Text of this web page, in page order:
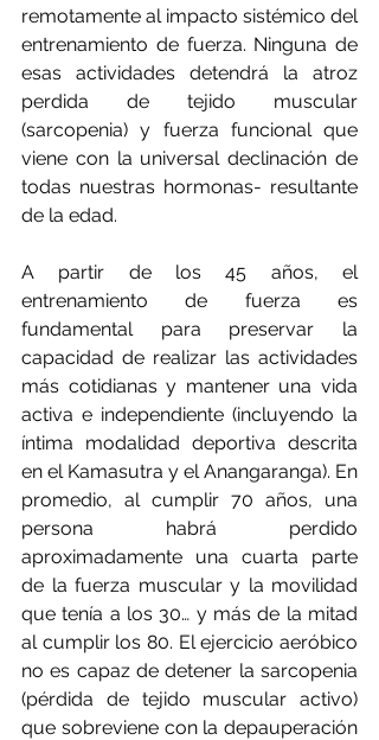
remotamente al impacto sistémico del
entrenamiento de fuerza. Ninguna de
esas actividades detendrá la atroz
perdida de tejido muscular
(sarcopenia) y fuerza funcional que
viene con la universal declinación de
todas nuestras hormonas- resultante
de la edad.
A partir de los 45 años, el
entrenamiento de fuerza es
fundamental para preservar la
capacidad de realizar las actividades
más cotidianas y mantener una vida
activa e independiente (incluyendo la
íntima modalidad deportiva descrita
en el Kamasutra y el Anangaranga). En
promedio, al cumplir 70 años, una
persona habrá perdido
aproximadamente una cuarta parte
de la fuerza muscular y la movilidad
que tenía a los 30… y más de la mitad
al cumplir los 80. El ejercicio aeróbico
no es capaz de detener la sarcopenia
(pérdida de tejido muscular activo)
que sobreviene con la depauperación